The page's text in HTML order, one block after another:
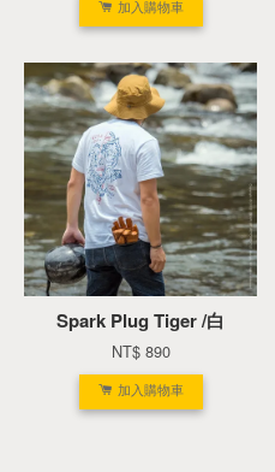
加入購物車
Spark Plug Tiger /白
NT$ 890
加入購物車